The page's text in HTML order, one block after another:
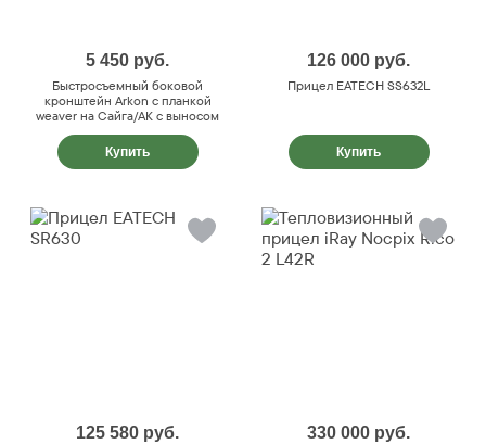
5 450 руб.
Быстросъемный боковой
кронштейн Arkon с планкой
weaver на Сайга/АК с выносом
Купить
126 000 руб.
Прицел EATECH SS632L
Купить
125 580 руб. 330 000 руб.